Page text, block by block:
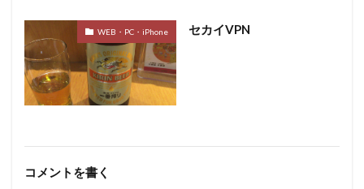
WEB・PC・iPhone セカイVPN
コメントを書く